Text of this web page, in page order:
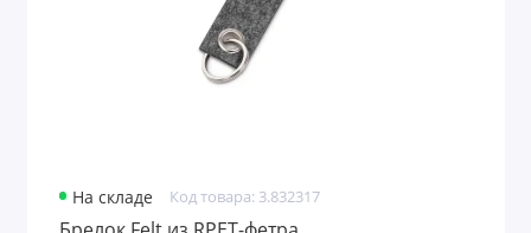
Банные принадлежности
Бинокли
На складе Код товара: 3.832317